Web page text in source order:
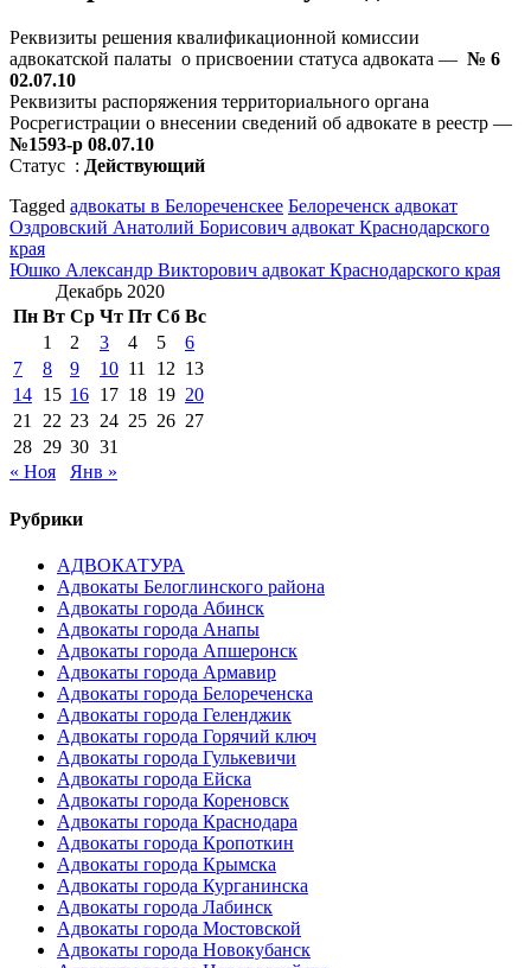
Реквизиты решения квалификационной комиссии
адвокатской палаты о присвоении статуса адвоката — № 6
02.07.10
Реквизиты распоряжения территориального органа
Росрегистрации о внесении сведений об адвокате в реестр —
№1593-р 08.07.10
Статус : Действующий
Tagged адвокаты в Белореченскее Белореченск адвокат
Навигация
по
записям
Оздровский Анатолий Борисович адвокат Краснодарского
края
Юшко Александр Викторович адвокат Краснодарского края
Декабрь 2020
Пн Вт Ср Чт Пт Сб Вс
1
2 3 4 5
6
7
8 9 10 11 12 13
14 15 16 17 18 19 20
21
22 23 24 25 26 27
28 29 30 31
« Ноя
Янв »
Рубрики
АДВОКАТУРА
Адвокаты Белоглинского района
Адвокаты города Абинск
Адвокаты города Анапы
Адвокаты города Апшеронск
Адвокаты города Армавир
Адвокаты города Белореченска
Адвокаты города Геленджик
Адвокаты города Горячий ключ
Адвокаты города Гулькевичи
Адвокаты города Ейска
Адвокаты города Кореновск
Адвокаты города Краснодара
Адвокаты города Кропоткин
Адвокаты города Крымска
Адвокаты города Курганинска
Адвокаты города Лабинск
Адвокаты города Мостовской
Адвокаты города Новокубанск